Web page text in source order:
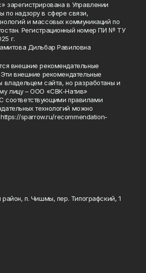
зарегистрирована в Управлении
по надзору в сфере связи,
и массовых коммуникаций по
Регистрационный номер ПИ № ТУ
г.
Дильбар Равиловна
внешние рекомендательные
внешние рекомендательные
владельцем сайта, но разработаны и
лицу – ООО «СВК-Натив»
соответствующими правилами
технологий можно
sparrow.ru/recommendation-
п. Чишмы, пер. Типографский, 1